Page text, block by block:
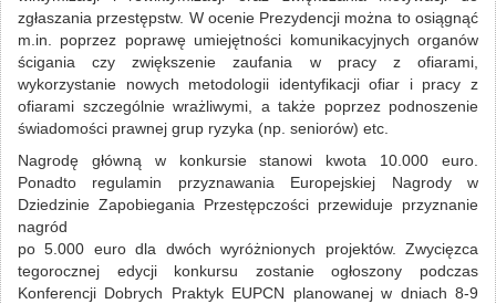
zgłaszania przestępstw. W ocenie Prezydencji można to osiągnąć
m.in. poprzez poprawę umiejętności komunikacyjnych organów
ścigania czy zwiększenie zaufania w pracy z ofiarami,
wykorzystanie nowych metodologii identyfikacji ofiar i pracy z
ofiarami szczególnie wrażliwymi, a także poprzez podnoszenie
świadomości prawnej grup ryzyka (np. seniorów) etc.
Nagrodę główną w konkursie stanowi kwota 10.000 euro.
Ponadto regulamin przyznawania Europejskiej Nagrody w
Dziedzinie Zapobiegania Przestępczości przewiduje przyznanie
nagród
po 5.000 euro dla dwóch wyróżnionych projektów. Zwycięzca
tegorocznej edycji konkursu zostanie ogłoszony podczas
Konferencji Dobrych Praktyk EUPCN planowanej w dniach 8-9